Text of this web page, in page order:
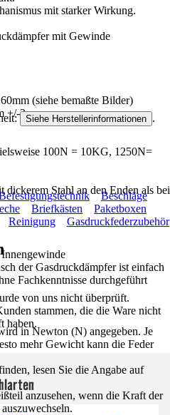
mit starker Wirkung.
mit Gewinde
(siehe bemaßte Bilder)
+/-2mm
100N = 10KG, 1250N=
Stahl an den Enden als bei
der Gasdruckdämpfer ist einfach
Fachkenntnisse durchgeführt
in Newton (N) angegeben. Je
mehr Gewicht kann die Feder
lesen Sie die Angabe auf
anzusehen, wenn die Kraft der
Siehe Herstellerinformationen .
Beschläge
Briefkästen
Paketboxen
Reinigung Gasdruckfederzubehör
von uns nicht überprüft.
stammen, die die Ware nicht
haben.